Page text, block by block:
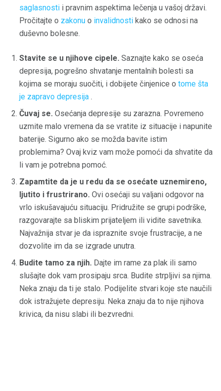
saglasnosti i pravnim aspektima lečenja u vašoj državi.
Pročitajte o zakonu o invalidnosti kako se odnosi na
duševno bolesne.
Stavite se u njihove cipele. Saznajte kako se oseća
depresija, pogrešno shvatanje mentalnih bolesti sa
kojima se moraju suočiti, i dobijete činjenice o tome šta
je zapravo depresija .
Čuvaj se. Osećanja depresije su zarazna. Povremeno
uzmite malo vremena da se vratite iz situacije i napunite
baterije. Sigurno ako se možda bavite istim
problemima? Ovaj kviz vam može pomoći da shvatite da
li vam je potrebna pomoć.
Zapamtite da je u redu da se osećate uznemireno,
ljutito i frustrirano. Ovi osećaji su valjani odgovor na
vrlo iskušavajuću situaciju. Pridružite se grupi podrške,
razgovarajte sa bliskim prijateljem ili vidite savetnika.
Najvažnija stvar je da ispraznite svoje frustracije, a ne
dozvolite im da se izgrade unutra.
Budite tamo za njih. Dajte im rame za plak ili samo
slušajte dok vam prosipaju srca. Budite strpljivi sa njima.
Neka znaju da ti je stalo. Podijelite stvari koje ste naučili
dok istražujete depresiju. Neka znaju da to nije njihova
krivica, da nisu slabi ili bezvredni.